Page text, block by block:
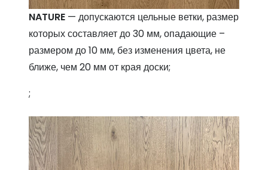
NATURE — допускаются цельные ветки, размер
которых составляет до 30 мм, опадающие –
размером до 10 мм, без изменения цвета, не
ближе, чем 20 мм от края доски;
;